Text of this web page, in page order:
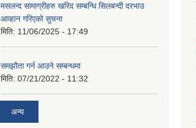
मसलन्द सामाग्रीहरु खरिद सम्बन्धि सिलबन्दी दरभाउ
आव्हान गरिएको सुचना
मिति: 11/06/2025 - 17:49
समझौता गर्न आउने सम्बन्धमा
मिति: 07/21/2022 - 11:32
अन्य